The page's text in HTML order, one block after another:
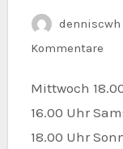
denniscwh
Kommentare
Mittwoch 18.00 bis 20.00 Uhr Samstag 14.00 bis
16.00 Uhr
18.00 Uhr